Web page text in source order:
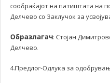
сообраќајот на патиштата на
Делчево со Заклучок за
Образлагач: Стојан
Делчево.
4.Предлог-Одлука за